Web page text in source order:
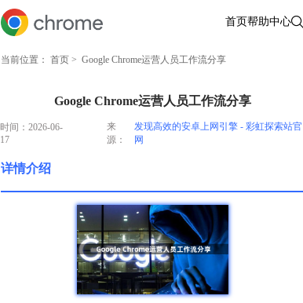
首页帮助中心
当前位置： 首页 > Google Chrome运营人员工作流分享
Google Chrome运营人员工作流分享
时间：2026-06-
17
来
源：
发现高效的安卓上网引擎 - 彩虹探索站官
网
详情介绍